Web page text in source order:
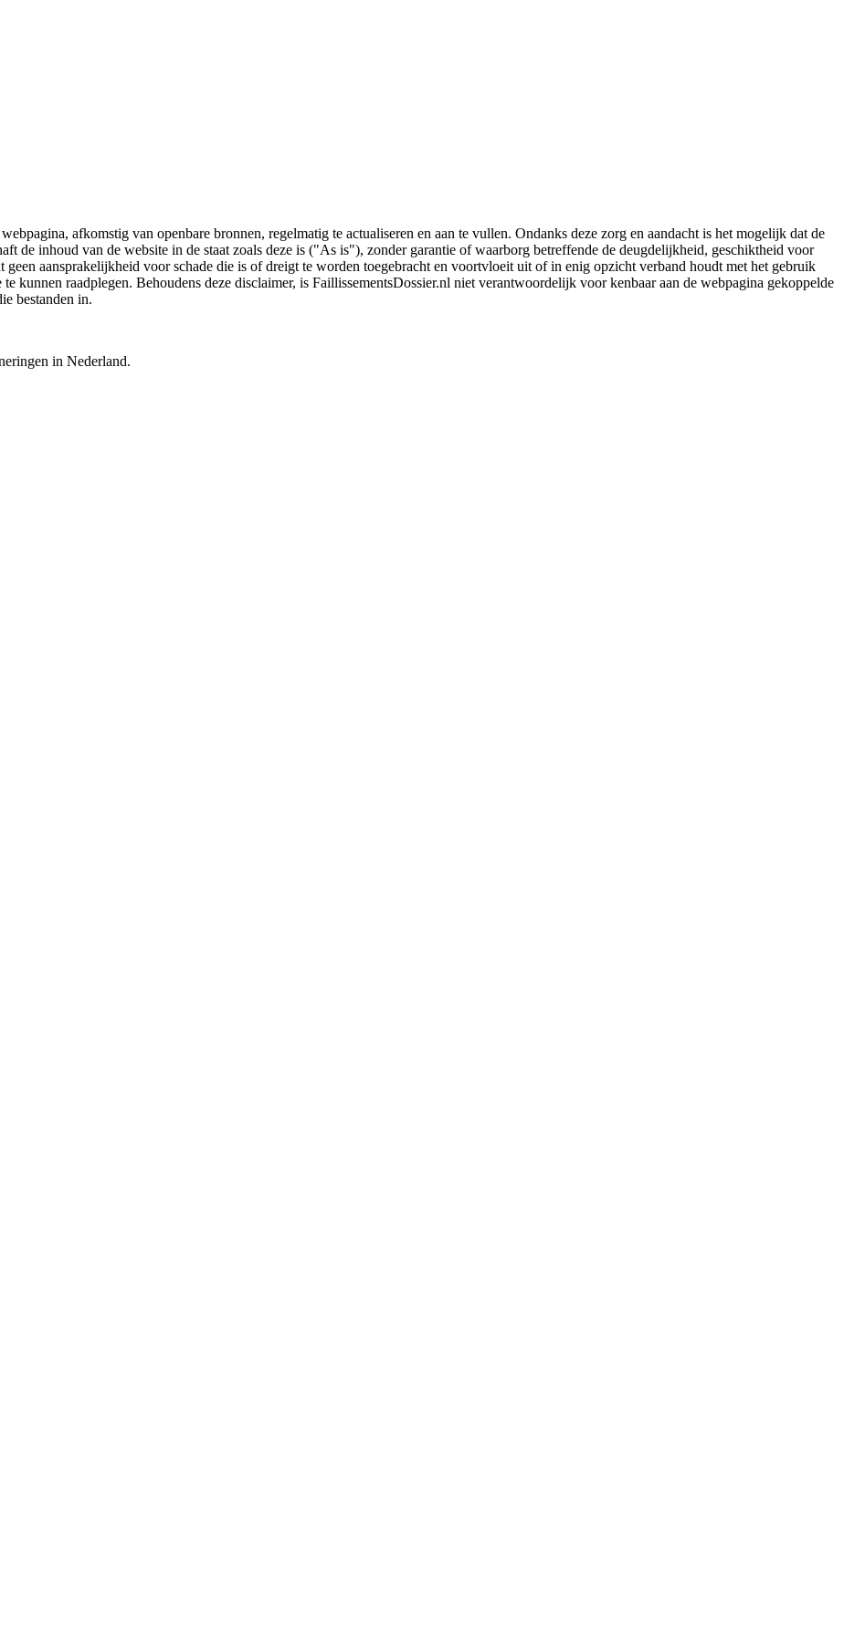
afkomstig van openbare bronnen, regelmatig te actualiseren en aan te vullen. Ondanks deze zorg en aandacht is het mogelijk dat de
de inhoud van de website in de staat zoals deze is ("As is"), zonder garantie of waarborg betreffende de deugdelijkheid, geschiktheid voor
geen aansprakelijkheid voor schade die is of dreigt te worden toegebracht en voortvloeit uit of in enig opzicht verband houdt met het gebruik
kunnen raadplegen. Behoudens deze disclaimer, is FaillissementsDossier.nl niet verantwoordelijk voor kenbaar aan de webpagina gekoppelde
bestanden in.
in Nederland.